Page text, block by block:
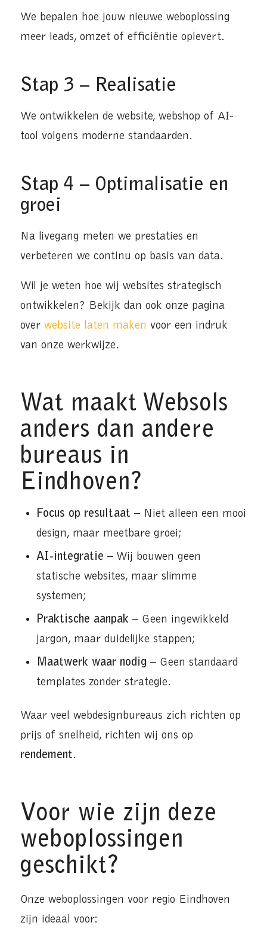
We bepalen hoe jouw nieuwe weboplossing
meer leads, omzet of efficiëntie oplevert.
Stap 3 – Realisatie
We ontwikkelen de website, webshop of AI-
tool volgens moderne standaarden.
Stap 4 – Optimalisatie en
groei
Na livegang meten we prestaties en
verbeteren we continu op basis van data.
Wil je weten hoe wij websites strategisch
ontwikkelen? Bekijk dan ook onze pagina
over website laten maken voor een indruk
van onze werkwijze.
Wat maakt Websols
anders dan andere
bureaus in
Eindhoven?
Focus op resultaat – Niet alleen een mooi
design, maar meetbare groei;
AI-integratie – Wij bouwen geen
statische websites, maar slimme
systemen;
Praktische aanpak – Geen ingewikkeld
jargon, maar duidelijke stappen;
Maatwerk waar nodig – Geen standaard
templates zonder strategie.
Waar veel webdesignbureaus zich richten op
prijs of snelheid, richten wij ons op
rendement.
Voor wie zijn deze
weboplossingen
geschikt?
Onze weboplossingen voor regio Eindhoven
zijn ideaal voor: